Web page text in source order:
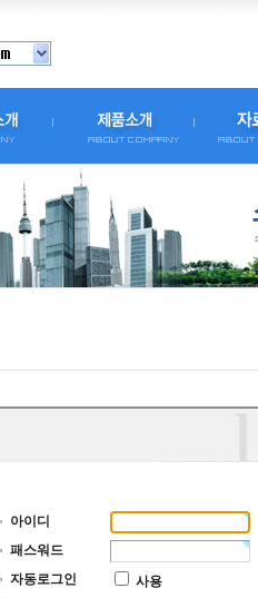
아이디
패스워드
자동로그인
사용